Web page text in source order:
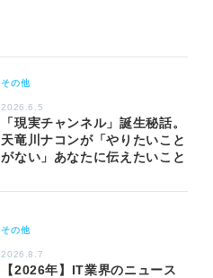
その他
2026.6.5
「現実チャンネル」誕生秘話。
天竜川ナコンが「やりたいこと
がない」あなたに伝えたいこと
その他
2026.8.7
【2026年】IT業界のニュース